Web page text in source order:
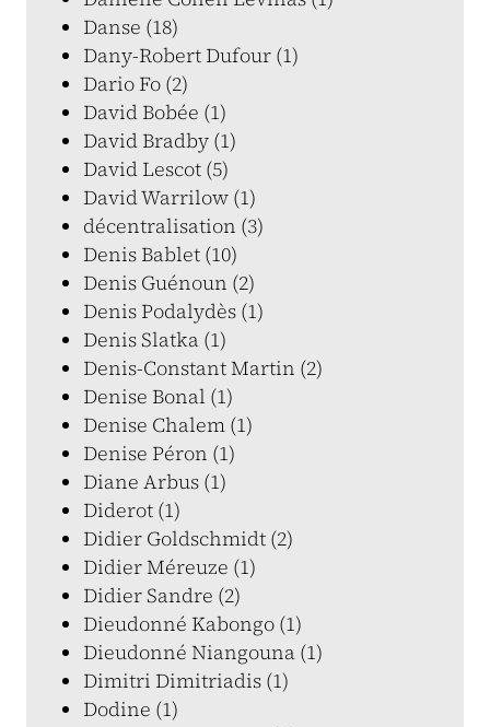
Danse (18)
Dany-Robert Dufour (1)
Dario Fo (2)
David Bobée (1)
David Bradby (1)
David Lescot (5)
David Warrilow (1)
décentralisation (3)
Denis Bablet (10)
Denis Guénoun (2)
Denis Podalydès (1)
Denis Slatka (1)
Denis-Constant Martin (2)
Denise Bonal (1)
Denise Chalem (1)
Denise Péron (1)
Diane Arbus (1)
Diderot (1)
Didier Goldschmidt (2)
Didier Méreuze (1)
Didier Sandre (2)
Dieudonné Kabongo (1)
Dieudonné Niangouna (1)
Dimitri Dimitriadis (1)
Dodine (1)